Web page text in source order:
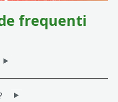
frequenti